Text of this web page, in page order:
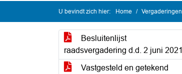
U bevindt zich hier: Home Vergaderingen
Besluitenlijst
raadsvergadering d.d. 2 juni 2021
Vastgesteld en getekend